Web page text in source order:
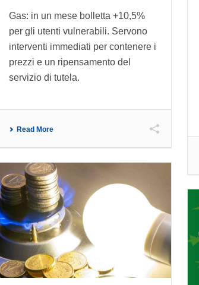
Gas: in un mese bolletta +10,5%
per gli utenti vulnerabili. Servono
interventi immediati per contenere i
prezzi e un ripensamento del
servizio di tutela.
Read More